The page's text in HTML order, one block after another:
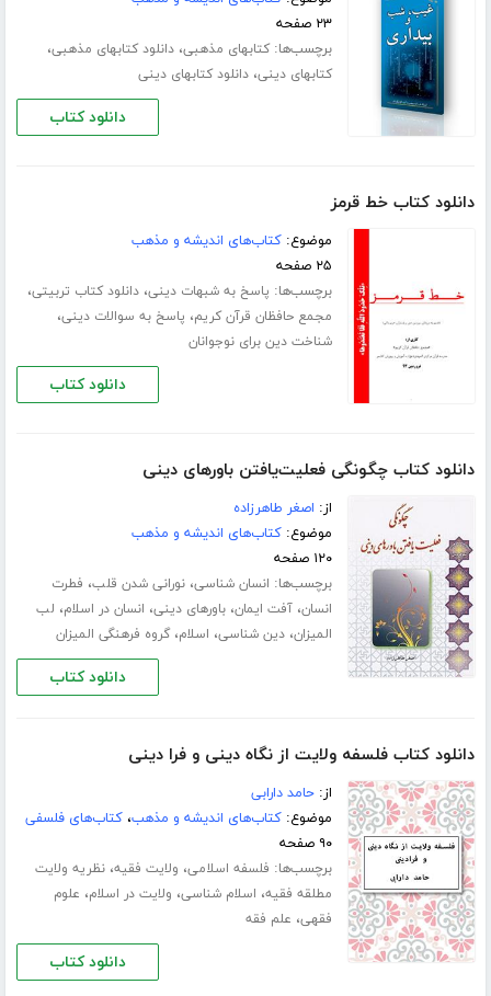
۲۳ صفحه
برچسب‌ها:کتابهای مذهبی،دانلود کتابهای مذهبی،
کتابهای دینی،دانلود کتابهای دینی
دانلود کتاب
دانلود کتاب خط قرمز
موضوع:کتاب‌های اندیشه و مذهب
۲۵ صفحه
برچسب‌ها: پاسخ به شبهات دینی،دانلود کتاب تربیتی،
مجمع حافظان قرآن کریم، پاسخ به سوالات دینی،
شناخت دین برای نوجوانان
دانلود کتاب
دانلود کتاب چگونگی فعلیت‌یافتن باورهای دینی
از: اصغر طاهرزاده
موضوع:کتاب‌های اندیشه و مذهب
۱۲۰ صفحه
برچسب‌ها: انسان شناسی،نورانی شدن قلب، فطرت
انسان،آفت ایمان،باورهای دینی، انسان در اسلام، لب
المیزان،دین شناسی، اسلام،گروه فرهنگی المیزان
دانلود کتاب
دانلود کتاب فلسفه ولایت از نگاه دینی و فرا دینی
از:حامد دارابی
موضوع:کتاب‌های اندیشه و مذهب،کتاب‌های فلسفی
۹۰ صفحه
برچسب‌ها: فلسفه اسلامی، ولایت فقیه،نظریه ولایت
مطلقه فقیه، اسلام شناسی، ولایت در اسلام، علوم
فقهی، علم فقه
دانلود کتاب